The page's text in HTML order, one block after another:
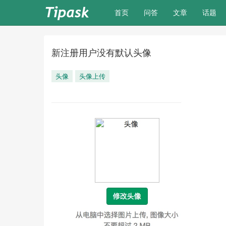
首页(current)
问答 文章 话题
新注册用户没有默认头像
头像 头像上传